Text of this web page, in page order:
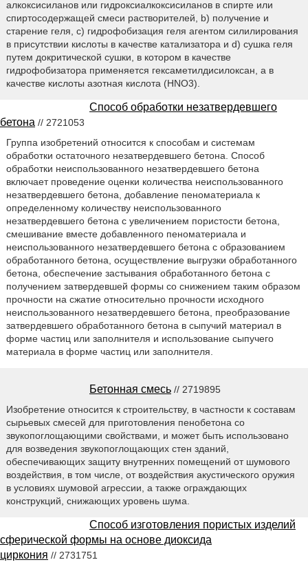
алкоксисиланов или гидроксиалкоксисиланов в спирте или
спиртосодержащей смеси растворителей, b) получение и
старение геля, c) гидрофобизация геля агентом силилирования
в присутствии кислоты в качестве катализатора и d) сушка геля
путем докритической сушки, в котором в качестве
гидрофобизатора применяется гексаметилдисилоксан, а в
качестве кислоты азотная кислота (HNO3).
Способ обработки незатвердевшего
бетона // 2721053
Группа изобретений относится к способам и системам
обработки остаточного незатвердевшего бетона. Способ
обработки неиспользованного незатвердевшего бетона
включает проведение оценки количества неиспользованного
незатвердевшего бетона, добавление пеноматериала к
определенному количеству неиспользованного
незатвердевшего бетона с увеличением пористости бетона,
смешивание вместе добавленного пеноматериала и
неиспользованного незатвердевшего бетона с образованием
обработанного бетона, осуществление выгрузки обработанного
бетона, обеспечение застывания обработанного бетона с
получением затвердевшей формы со снижением таким образом
прочности на сжатие относительно прочности исходного
неиспользованного незатвердевшего бетона, преобразование
затвердевшего обработанного бетона в сыпучий материал в
форме частиц или заполнителя и использование сыпучего
материала в форме частиц или заполнителя.
Бетонная смесь // 2719895
Изобретение относится к строительству, в частности к составам
сырьевых смесей для приготовления пенобетона со
звукопоглощающими свойствами, и может быть использовано
для возведения звукопоглощающих стен зданий,
обеспечивающих защиту внутренних помещений от шумового
воздействия, в том числе, от воздействия акустического оружия
в условиях шумовой агрессии, а также ограждающих
конструкций, снижающих уровень шума.
Способ изготовления пористых изделий
сферической формы на основе диоксида
циркония // 2731751